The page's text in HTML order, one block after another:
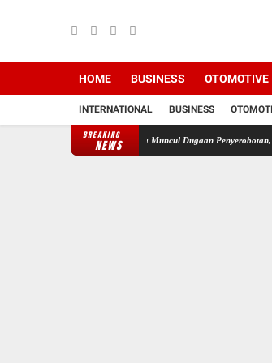
HOME BUSINESS OTOMOTIVE
INTERNATIONAL BUSINESS
BREAKING
NEWS
Pasca Muncul Dugaan Penyerobotan,